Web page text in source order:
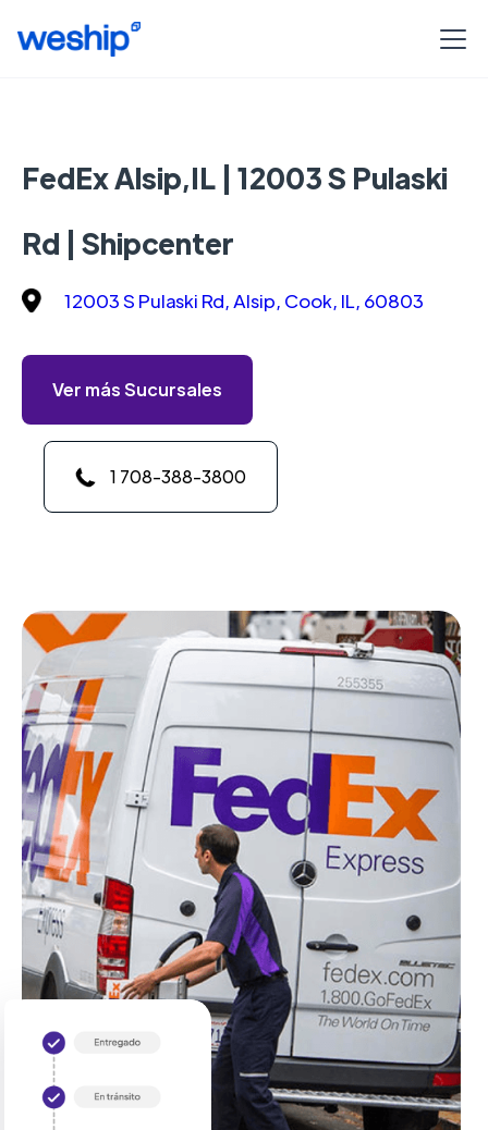
FedEx Alsip,IL | 12003 S Pulaski
Rd | Shipcenter
12003 S Pulaski Rd, Alsip, Cook, IL, 60803
Ver más Sucursales
1 708-388-3800